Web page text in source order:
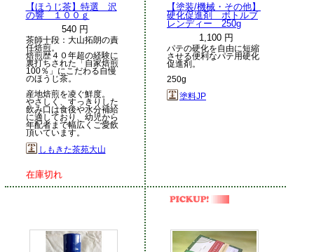
【ほうじ茶】特選 沢
の響 １００ｇ
540 円
茶師十段：大山拓朗の責
任焙煎。
焙煎歴４０年超の経験に
裏打ちされた「自家焙煎
100％」にこだわる自慢
のほうじ茶。
産地焙煎を凌ぐ鮮度。
やさしく、すっきりした
飲み口は食後や水分補給
に適しており、幼児から
年配者まで幅広くご愛飲
頂いています。
しもきた茶苑大山
在庫切れ
【塗装/機械・その他】
硬化促進剤 ボトルブ
レンディー 250g
1,100 円
パテの硬化を自由に短縮
させる便利なパテ用硬化
促進剤。
250g
塗料JP